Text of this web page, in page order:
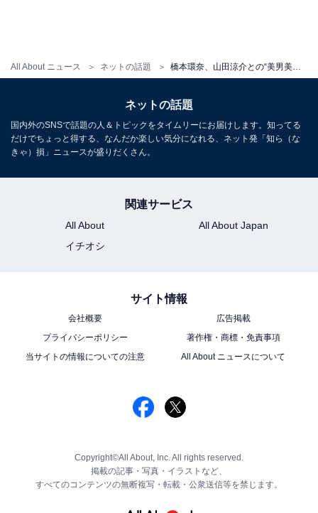
All About ニュース ネットの話題
ネットの話題
国内外のSNSで話題の人＆トピックをタイムリーにお届けします。知ってる
だけでちょっと得する、なんだか楽しい気分になれる、ネット発「知ら（な
きゃ）損」ニュースが盛りだくさん。
関連サービス
All About
All About Japan
イチオシ
サイト情報
会社概要
広告掲載
プライバシーポリシー
著作権・商標・免責事項
当サイトの情報についての注意
All About ニュースについて
Copyright©All About, Inc. All rights reserved.
掲載の記事・写真・イラストなど、
すべてのコンテンツの無断複写・転載・公衆送信等を禁じます。